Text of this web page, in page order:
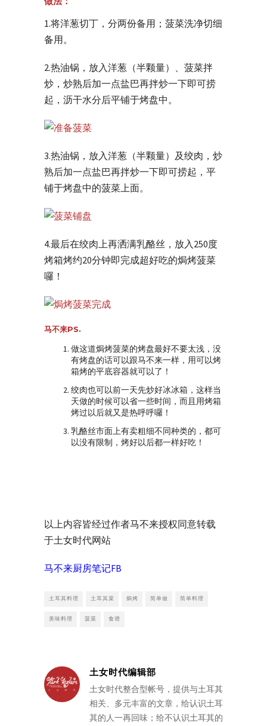
1.将洋葱切丁，分两份备用；菠菜洗净切细
备用。
2.热油锅，放入洋葱（半颗量）、菠菜拌
炒，炒熟后加一点盐巴再拌炒一下即可捞
起，沥干水分后平铺于烤盘中。
3.热油锅，放入洋葱（半颗量）及绞肉，炒
熟后加一点盐巴再拌炒一下即可捞起，平
铺于烤盘中的菠菜上面。
4.最后在绞肉上再洒满乳酪丝，放入250度
烤箱烤约20分钟即完成超好吃的焗烤菠菜
囉！
马不来PS.
做这道焗烤菠菜的烤盘最好不要太浅，没
有烤盘的话可以跟马不来一样，用可以烤
箱烤的平底容器就可以了！
绞肉也可以前一天先炒好冰冰箱，这样当
天做的时候可以省一些时间，而且用烤箱
烤过以后就又是热呼呼囉！
乳酪丝市面上有卖粗细不同种类的，都可
以没有限制，烤好以后都一样好吃！
以上内容皆经过作者马不来授权同意转载
于土女时代网站
马不来厨房笔记FB
土耳其料理 土耳其菜 焗烤 简单做 简单料理
美味料理 菠菜 食谱
土女时代编辑部
土女时代整合型帐号，提供与土耳其
相关、多元丰富的文章，给认识土耳
其的人一再回味；给不认识土耳其的